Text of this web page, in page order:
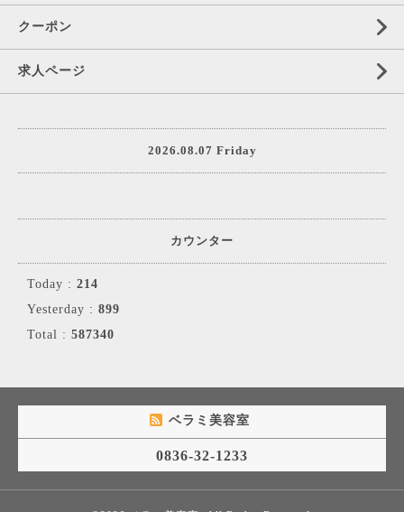
クーポン
求人ページ
2026.08.07 Friday
カウンター
Today : 214
Yesterday : 899
Total : 587340
ベラミ美容室
0836-32-1233